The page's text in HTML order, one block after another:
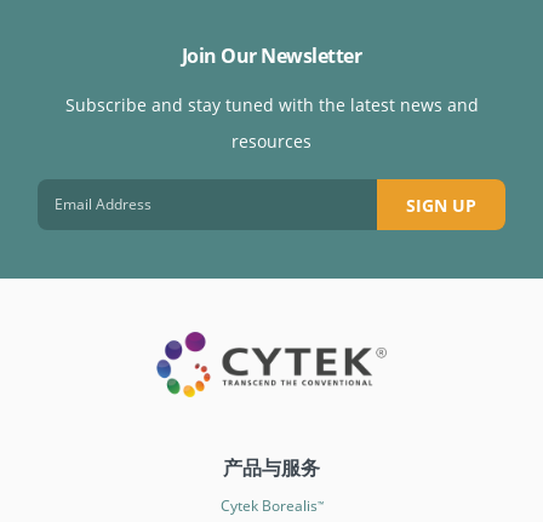
Join Our Newsletter
Subscribe and stay tuned with the latest news and
resources
SIGN UP
产品与服务
Cytek Borealis™